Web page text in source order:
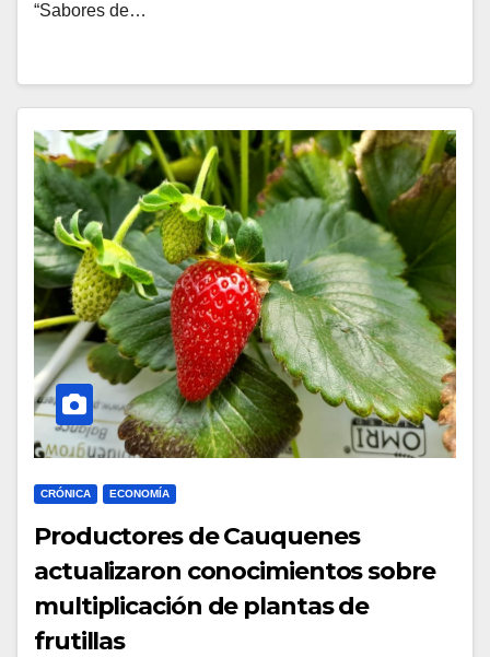
“Sabores de…
CRÓNICA ECONOMÍA
Productores de Cauquenes
actualizaron conocimientos sobre
multiplicación de plantas de
frutillas